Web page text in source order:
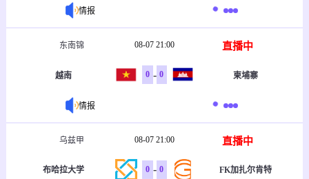
情报
东南锦 08-07 21:00 直播中
越南 0 - 0 柬埔寨
情报
乌兹甲 08-07 21:00 直播中
布哈拉大学 0 - 0 FK加扎尔肯特